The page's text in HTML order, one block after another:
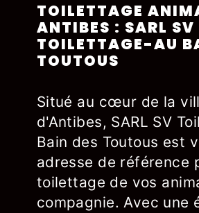
TOILETTAGE
ANTIBES : SARL SV
TOILETTAGE-AU
TOUTOUS
Situé au cœur de la
d'Antibes, SARL SV
Bain des Toutous est
adresse de référence
toilettage de vos
compagnie. Avec une